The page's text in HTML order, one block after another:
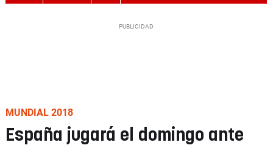
MUNDIAL 2018
España jugará el domingo ante